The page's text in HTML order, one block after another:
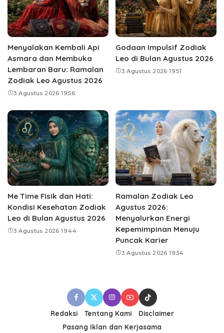
Menyalakan Kembali Api
Asmara dan Membuka
Lembaran Baru: Ramalan
Zodiak Leo Agustus 2026
3 Agustus 2026 19:56
Godaan Impulsif Zodiak
Leo di Bulan Agustus 2026
3 Agustus 2026 19:51
Me Time Fisik dan Hati:
Kondisi Kesehatan Zodiak
Leo di Bulan Agustus 2026
3 Agustus 2026 19:44
Ramalan Zodiak Leo
Agustus 2026:
Menyalurkan Energi
Kepemimpinan Menuju
Puncak Karier
3 Agustus 2026 19:34
Redaksi Tentang Kami
Disclaimer
Pasang Iklan dan Kerjasama